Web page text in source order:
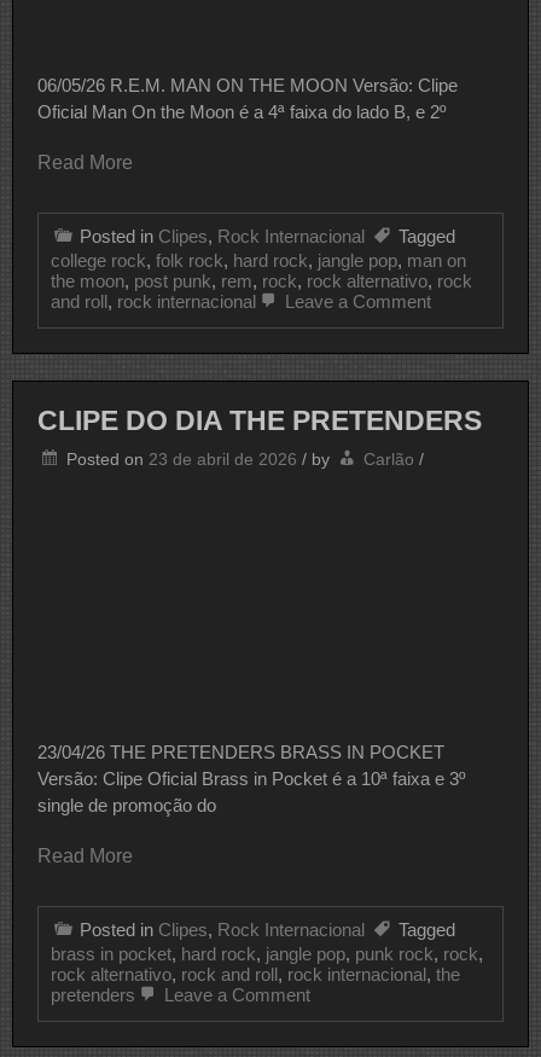
06/05/26 R.E.M. MAN ON THE MOON Versão: Clipe
Oficial Man On the Moon é a 4ª faixa do lado B, e 2º
Read More
Posted in Clipes, Rock Internacional
Tagged
college rock, folk rock, hard rock, jangle pop, man on
the moon, post punk, rem, rock, rock alternativo, rock
and roll, rock internacional Leave a Commenton
R.E.M.
CLIPE DO DIA THE PRETENDERS
Posted on 23 de abril de 2026 / by Carlão /
23/04/26 THE PRETENDERS BRASS IN POCKET
Versão: Clipe Oficial Brass in Pocket é a 10ª faixa e 3º
single de promoção do
Read More
Posted in Clipes, Rock Internacional
Tagged
brass in pocket, hard rock, jangle pop, punk rock, rock,
rock alternativo, rock and roll, rock internacional, the
pretenders
Leave a Commenton